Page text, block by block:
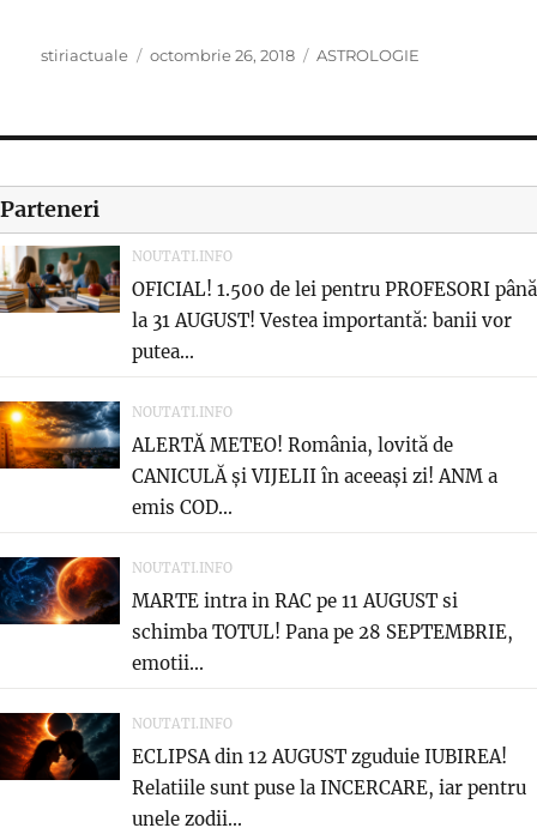
Author
stiriactuale
Posted
octombrie 26, 2018 Categories
ASTROLOGIE
Parteneri
NOUTATI.INFO
OFICIAL! 1.500 de lei pentru PROFESORI până
la 31 AUGUST! Vestea importantă: banii vor
putea...
NOUTATI.INFO
ALERTĂ METEO! România, lovită de
CANICULĂ și VIJELII în aceeași zi! ANM a
emis COD...
NOUTATI.INFO
MARTE intra in RAC pe 11 AUGUST si
schimba TOTUL! Pana pe 28 SEPTEMBRIE,
emotii...
NOUTATI.INFO
ECLIPSA din 12 AUGUST zguduie IUBIREA!
Relatiile sunt puse la INCERCARE, iar pentru
unele zodii...